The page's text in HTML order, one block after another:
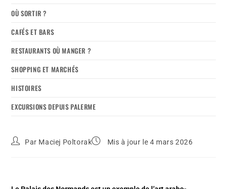
OÙ SORTIR ?
CAFÉS ET BARS
RESTAURANTS OÙ MANGER ?
SHOPPING ET MARCHÉS
HISTOIRES
EXCURSIONS DEPUIS PALERME
Par Maciej Poltorak Mis à jour le 4 mars 2026